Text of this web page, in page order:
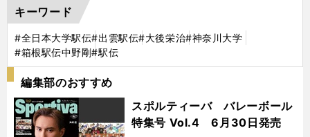
キーワード
#全日本大学駅伝#出雲駅伝#大後栄治#神奈川大学
#箱根駅伝中野剛#駅伝
編集部のおすすめ
スポルティーバ バレーボール
特集号 Vol.4 6月30日発売